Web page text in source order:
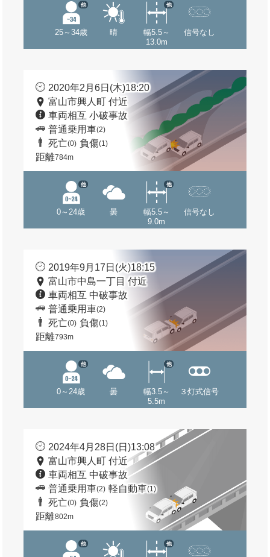
25～34歳
他
晴
幅5.5～
13.0m
他
信号なし
2020年2月6日(木)18:20
富山市興人町 付近
車両相互 小破事故
普通乗用車(2)
死亡(0) 負傷(1)
距離784m
0～24歳
他
曇
幅5.5～
9.0m
他
信号なし
2019年9月17日(火)18:15
富山市中島一丁目 付近
車両相互 中破事故
普通乗用車(2)
死亡(0) 負傷(1)
距離793m
0～24歳
他
曇
幅3.5～
5.5m
他
３灯式信号
2024年4月28日(日)13:08
富山市興人町 付近
車両相互 中破事故
普通乗用車(2) 軽自動車(1)
死亡(0) 負傷(2)
距離802m
他 他